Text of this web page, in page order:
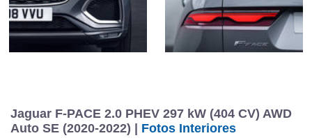
Jaguar F-PACE 2.0 PHEV 297 kW (404 CV) AWD
Auto SE (2020-2022) | Fotos Interiores